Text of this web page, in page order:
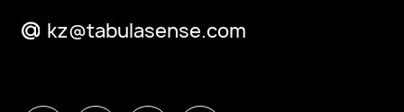
kz@tabulasense.com